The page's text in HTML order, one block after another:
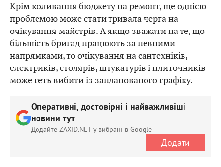
Крім коливання бюджету на ремонт, ще однією
проблемою може стати тривала черга на
очікування майстрів. А якщо зважати на те, що
більшість бригад працюють за певними
напрямками, то очікування на сантехніків,
електриків, столярів, штукатурів і плиточників
може геть вибити із запланованого графіку.
Оперативні, достовірні і найважливіші
новини тут
Додайте ZAXID.NET у вибрані в Google
Додати